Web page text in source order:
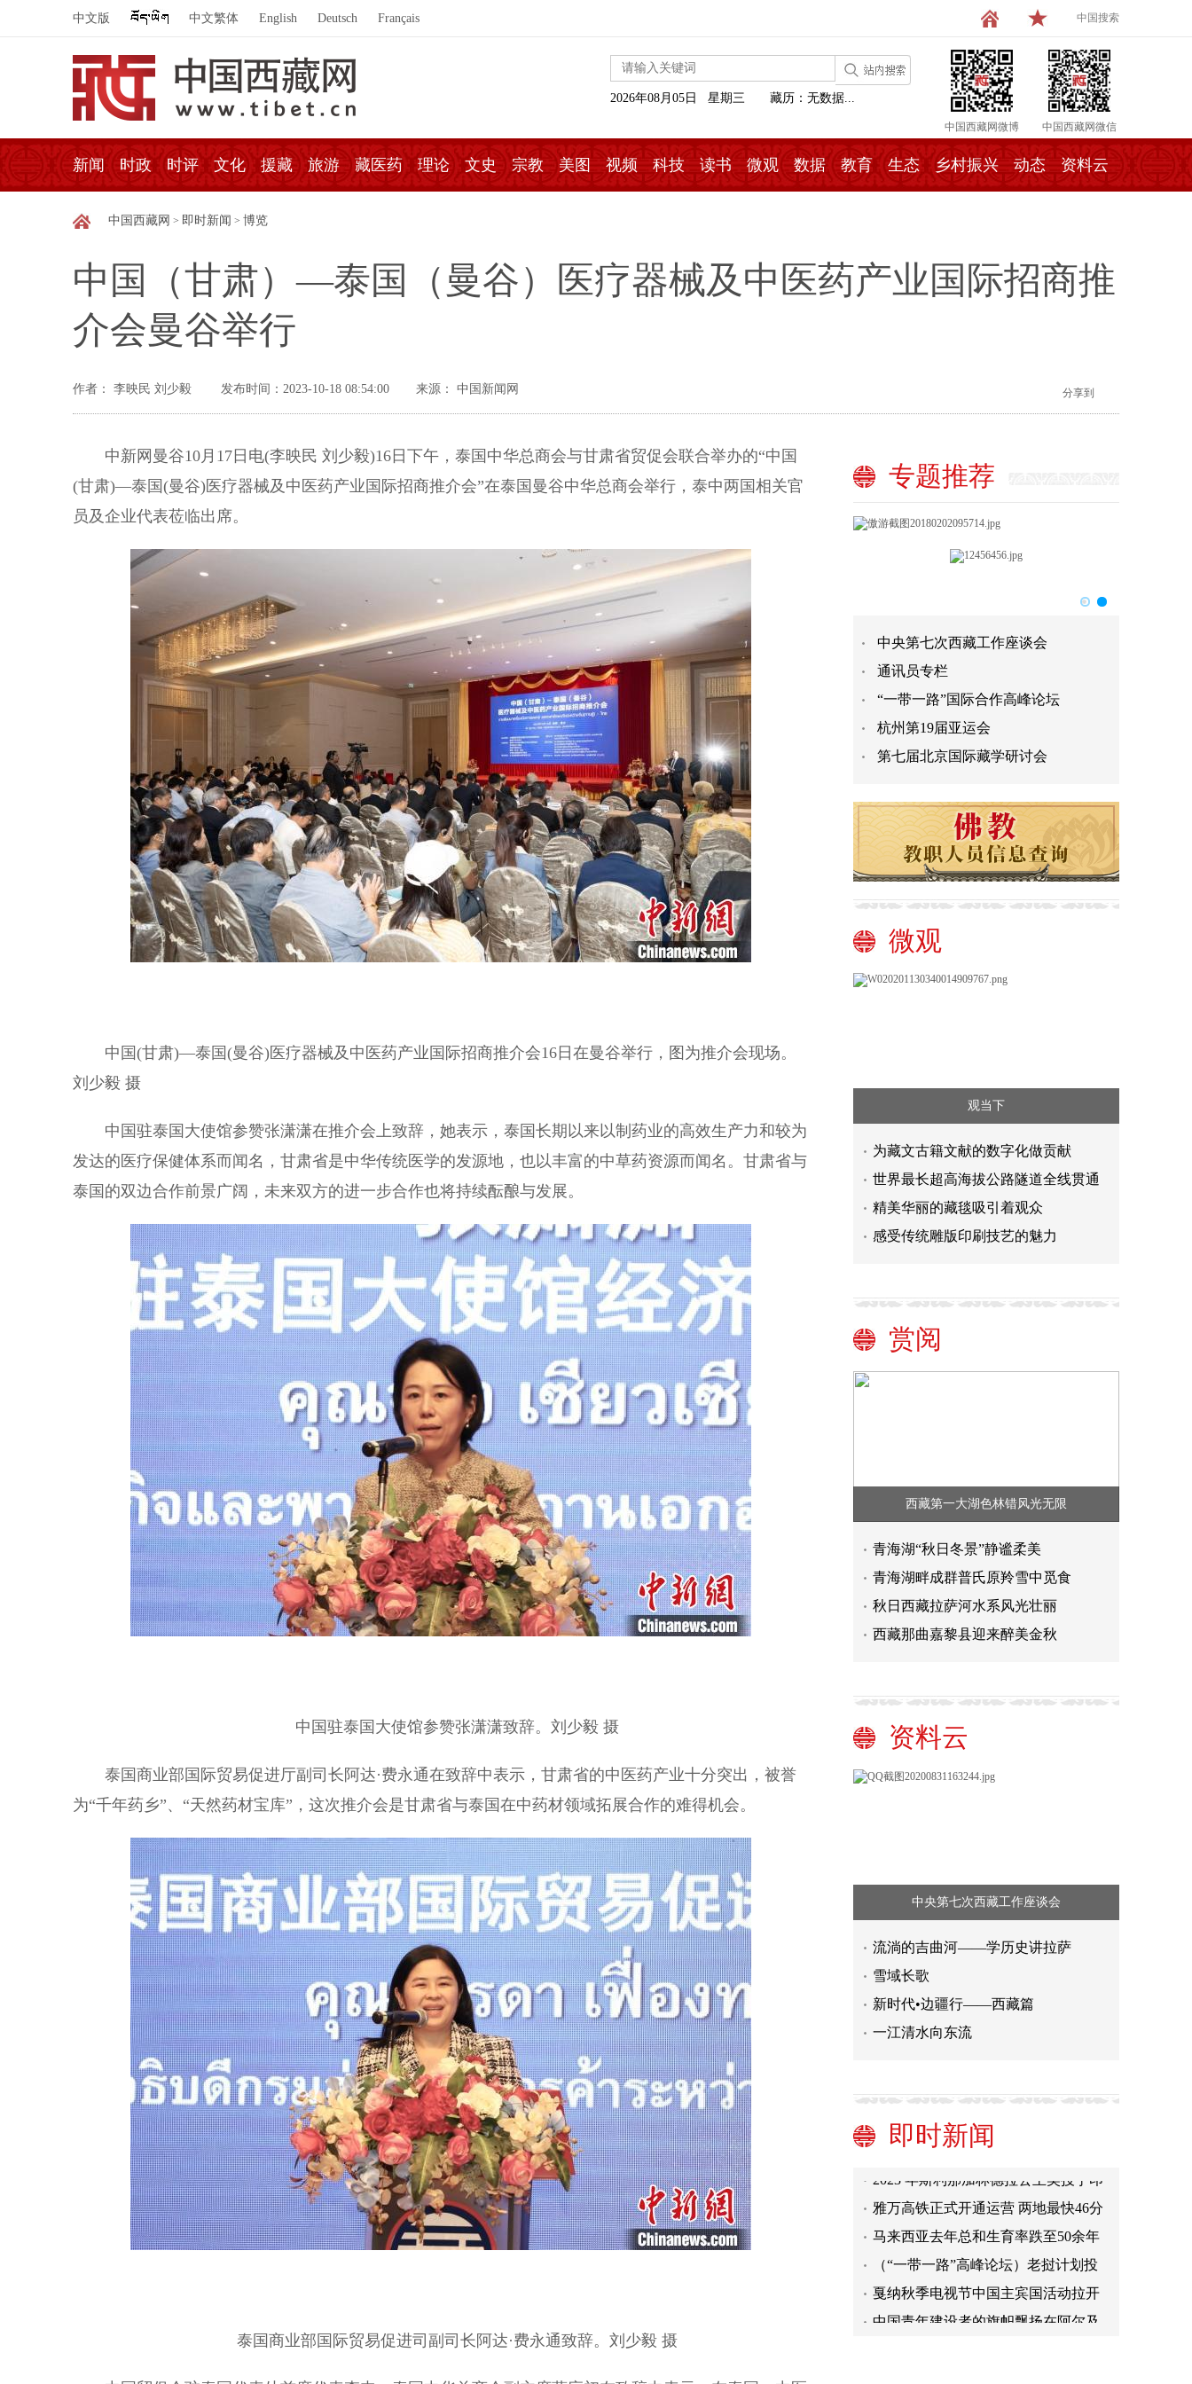
中文版 中文繁体 English Deutsch Français 中国搜索
中国西藏网微博 中国西藏网微信
2026年08月05日 星期三 藏历：无数据...
新闻 时政 时评 文化 援藏 旅游 藏医药 理论 文史 宗教 美图 视频 科技 读书 微观 数据 教育 生态 乡村振兴 动态 资料云
中国西藏网 > 即时新闻 > 博览
中国（甘肃）—泰国（曼谷）医疗器械及中医药产业国际招商推
介会曼谷举行
作者： 李映民 刘少毅 发布时间：2023-10-18 08:54:00 来源： 中国新闻网 分享到
中新网曼谷10月17日电(李映民 刘少毅)16日下午，泰国中华总商会与甘肃省贸促会联合举办的“中国
(甘肃)—泰国(曼谷)医疗器械及中医药产业国际招商推介会”在泰国曼谷中华总商会举行，泰中两国相关官
员及企业代表莅临出席。
中国(甘肃)—泰国(曼谷)医疗器械及中医药产业国际招商推介会16日在曼谷举行，图为推介会现场。
刘少毅 摄
中国驻泰国大使馆参赞张潇潇在推介会上致辞，她表示，泰国长期以来以制药业的高效生产力和较为
发达的医疗保健体系而闻名，甘肃省是中华传统医学的发源地，也以丰富的中草药资源而闻名。甘肃省与
泰国的双边合作前景广阔，未来双方的进一步合作也将持续酝酿与发展。
中国驻泰国大使馆参赞张潇潇致辞。刘少毅 摄
泰国商业部国际贸易促进厅副司长阿达·费永通在致辞中表示，甘肃省的中医药产业十分突出，被誉
为“千年药乡”、“天然药材宝库”，这次推介会是甘肃省与泰国在中药材领域拓展合作的难得机会。
泰国商业部国际贸易促进司副司长阿达·费永通致辞。刘少毅 摄
专题推荐
中央第七次西藏工作座谈会
通讯员专栏
“一带一路”国际合作高峰论坛
杭州第19届亚运会
第七届北京国际藏学研讨会
微观
观当下
为藏文古籍文献的数字化做贡献
世界最长超高海拔公路隧道全线贯通
精美华丽的藏毯吸引着观众
感受传统雕版印刷技艺的魅力
赏阅
西藏第一大湖色林错风光无限
青海湖“秋日冬景”静谧柔美
青海湖畔成群普氏原羚雪中觅食
秋日西藏拉萨河水系风光壮丽
西藏那曲嘉黎县迎来醉美金秋
资料云
中央第七次西藏工作座谈会
流淌的吉曲河——学历史讲拉萨
雪域长歌
新时代•边疆行——西藏篇
一江清水向东流
即时新闻
再疏散参观者
俄乌局势进展：乌总统与芬加领导人
通话 俄防长称俄军继续推进军事计划
俄战略轰炸机巡航日本海
度医生迪利普
雅万高铁正式开通运营 两地最快46分
钟可达
马来西亚去年总和生育率跌至50余年
来最低
（“一带一路”高峰论坛）老挝计划投
资部部长：中资项目所在地人民生活
水平获得改善
戛纳秋季电视节中国主宾国活动拉开
帷幕
中国青年建设者的旗帜飘扬在阿尔及
利亚“一带一路”项目最前线
提升新生儿救治能力 “一带一路”上援